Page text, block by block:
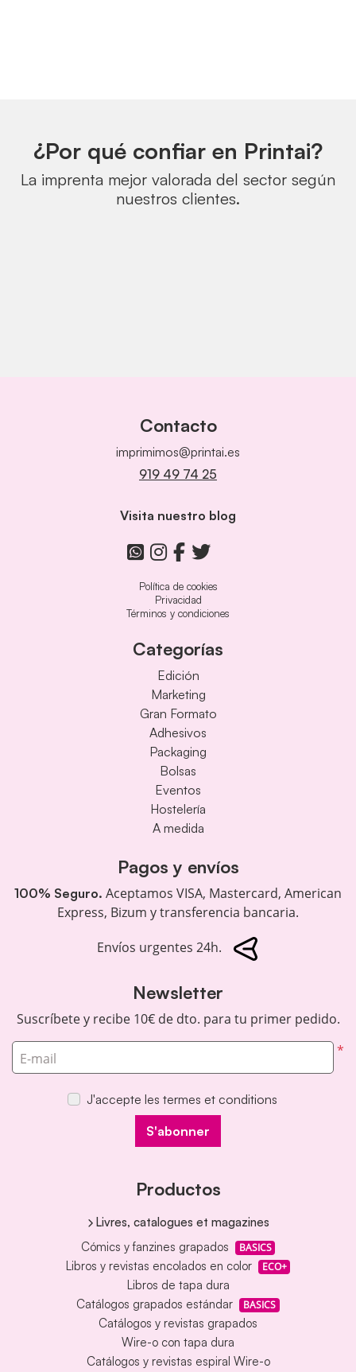
¿Por qué confiar en Printai?
La imprenta mejor valorada del sector según
nuestros clientes.
Contacto
imprimimos@printai.es
919 49 74 25
Visita nuestro blog
Política de cookies
Privacidad
Términos y condiciones
Categorías
Edición
Marketing
Gran Formato
Adhesivos
Packaging
Bolsas
Eventos
Hostelería
A medida
Pagos y envíos
100% Seguro. Aceptamos VISA, Mastercard, American
Express, Bizum y transferencia bancaria.
Envíos urgentes 24h.
Newsletter
Suscríbete y recibe 10€ de dto. para tu primer pedido.
*
E-mail
J'accepte les termes et conditions
S'abonner
Productos
Livres, catalogues et magazines
Cómics y fanzines grapados
BASICS
Libros y revistas encolados en color ECO+
Libros de tapa dura
Catálogos grapados estándar
BASICS
Catálogos y revistas grapados
Wire-o con tapa dura
Catálogos y revistas espiral Wire-o